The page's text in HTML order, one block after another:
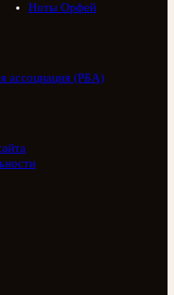
Ноты Орфей
ассоциация (РБА)